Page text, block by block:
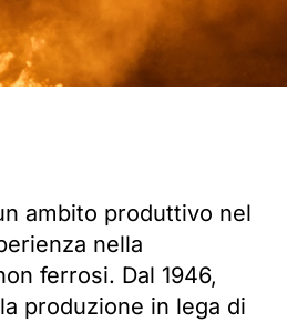
ambito produttivo nel
nella
ferrosi. Dal 1946,
produzione in lega di